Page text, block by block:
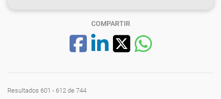
COMPARTIR
Resultados 601 - 612 de 744